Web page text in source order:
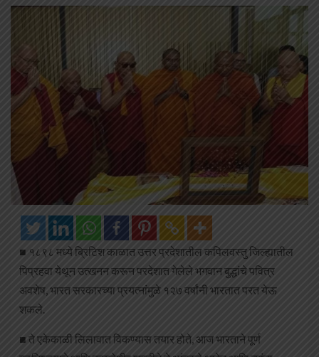
■ १८९८ मध्ये ब्रिटिश काळात उत्तर प्रदेशातील कपिलवस्तु जिल्ह्यातील
पिप्रहवा येथून उत्खनन करून परदेशात गेलेले भगवान बुद्धांचे पवित्र
अवशेष, भारत सरकारच्या प्रयत्नांमुळे १२७ वर्षांनी भारतात परत येऊ
शकले.
■ ते एकेकाळी लिलावात विकण्यास तयार होते, आज भारताने पूर्ण